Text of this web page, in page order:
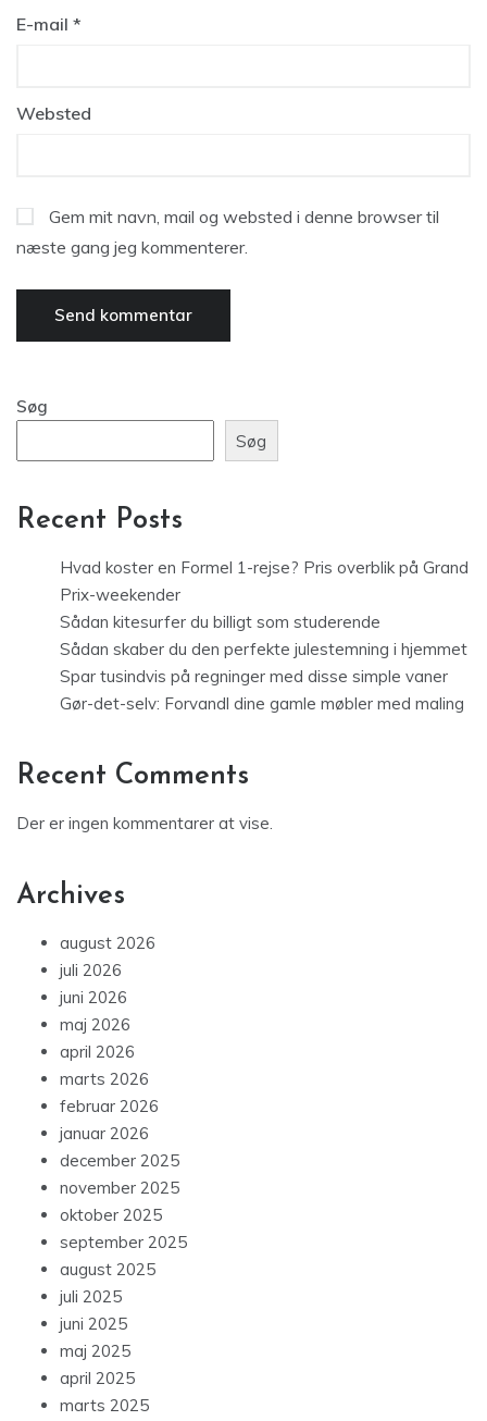
E-mail *
Websted
Gem mit navn, mail og websted i denne browser til
næste gang jeg kommenterer.
Søg
Søg
Recent Posts
Hvad koster en Formel 1-rejse? Pris overblik på Grand
Prix-weekender
Sådan kitesurfer du billigt som studerende
Sådan skaber du den perfekte julestemning i hjemmet
Spar tusindvis på regninger med disse simple vaner
Gør-det-selv: Forvandl dine gamle møbler med maling
Recent Comments
Der er ingen kommentarer at vise.
Archives
august 2026
juli 2026
juni 2026
maj 2026
april 2026
marts 2026
februar 2026
januar 2026
december 2025
november 2025
oktober 2025
september 2025
august 2025
juli 2025
juni 2025
maj 2025
april 2025
marts 2025